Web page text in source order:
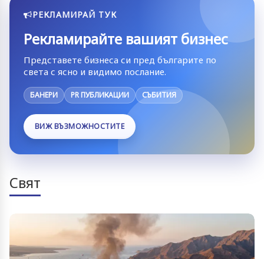
РЕКЛАМИРАЙ ТУК
Рекламирайте вашият бизнес
Представете бизнеса си пред българите по
света с ясно и видимо послание.
БАНЕРИ PR ПУБЛИКАЦИИ СЪБИТИЯ
ВИЖ ВЪЗМОЖНОСТИТЕ
Свят